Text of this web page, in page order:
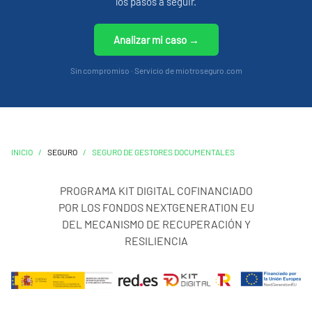
Inhabilitación profesional
Responsabilidad civil por protección de datos
Analizar mi caso →
Sin compromiso · Servicio de miotroseguro.com
INICIO / SEGURO / SEGURO DE GESTORES DOCUMENTALES
PROGRAMA KIT DIGITAL COFINANCIADO
POR LOS FONDOS NEXTGENERATION EU
DEL MECANISMO DE RECUPERACIÓN Y
RESILIENCIA